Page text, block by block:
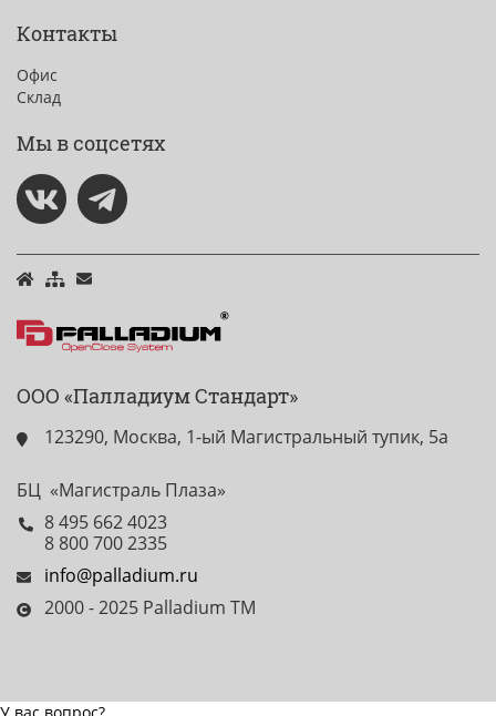
Контакты
Офис
Склад
Мы в соцсетях
ООО «Палладиум Стандарт»
123290, Москва, 1-ый Магистральный тупик, 5а
БЦ «Магистраль Плаза»
8 495 662 4023
8 800 700 2335
info@palladium.ru
2000 - 2025 Palladium TM